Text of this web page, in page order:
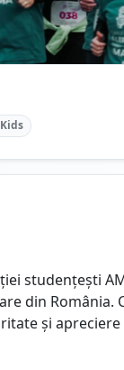
Kids
studențești
din România.
și